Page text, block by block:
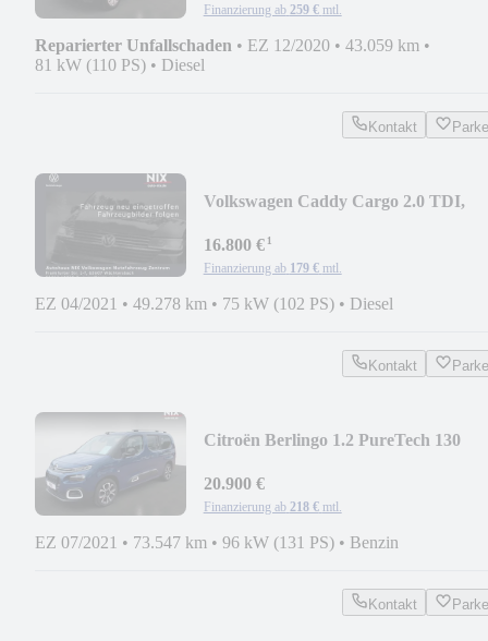
Finanzierung ab 259 € mtl.
Reparierter Unfallschaden • EZ 12/2020 • 43.059 km •
81 kW (110 PS) • Diesel
Kontakt
Volkswagen Caddy Cargo 2.0 TDI,
16.800 €¹
Finanzierung ab 179 € mtl.
EZ 04/2021 • 49.278 km • 75 kW (102 PS) • Diesel
Kontakt
Citroën Berlingo 1.2 PureTech 130
20.900 €
Finanzierung ab 218 € mtl.
EZ 07/2021 • 73.547 km • 96 kW (131 PS) • Benzin
Kontakt